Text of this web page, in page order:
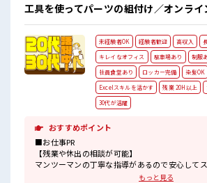
工具を使ってパーツの組付け／オンライ
未経験者OK 経験者歓迎 高収入
キレイなオフィス
駐車場あり 制服
社員食堂あり
ロッカー完備 染髪OK
Excelスキルを活かす
残業 20H以上
30代が活躍
おすすめポイント
■お仕事PR
【残業や休出の相談が可能】
マンツーマンの丁寧な指導があるので安心して
組立てる製品はいくつかありますが作業台のモ
もっと見る